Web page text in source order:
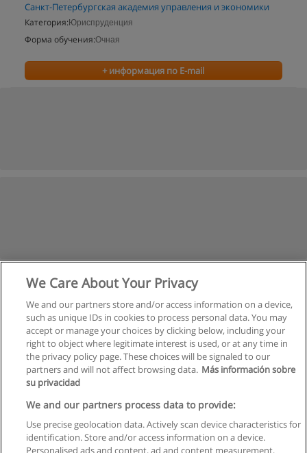
Санкт-Петербургская академия управления и экономики
Категория: Юриспруденция
Форма обучения:Очная
+ информация по E-mail
Правила пользования
Конфиденциальность информации
We Care About Your Privacy
We and our partners store and/or access information on a device,
such as unique IDs in cookies to process personal data. You may
accept or manage your choices by clicking below, including your
right to object where legitimate interest is used, or at any time in
the privacy policy page. These choices will be signaled to our
partners and will not affect browsing data. Más información sobre
su privacidad
We and our partners process data to provide:
Use precise geolocation data. Actively scan device characteristics for
identification. Store and/or access information on a device.
Personalised ads and content, ad and content measurement,